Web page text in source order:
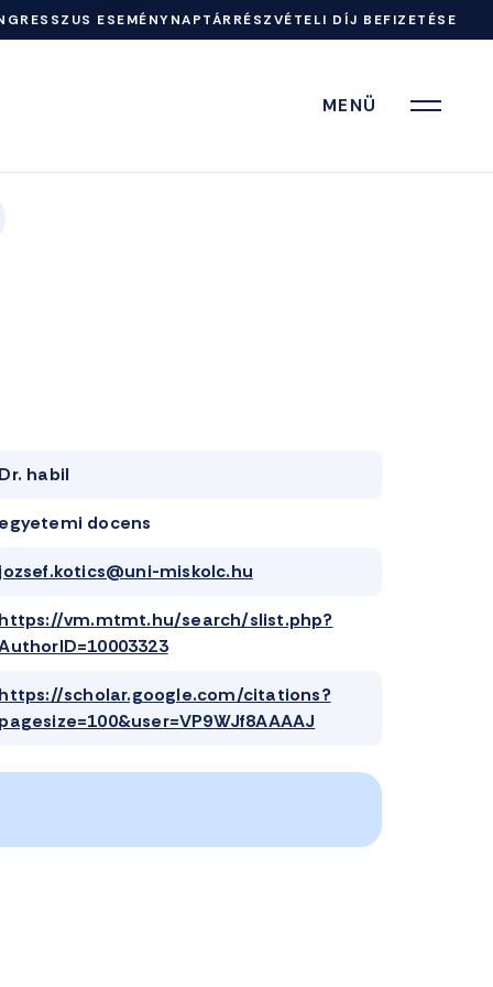
ESEMÉNYNAPTÁRRÉSZVÉTELI DÍJ BEFIZETÉSE
MENÜ
Dr. habil
egyetemi docens
jozsef.kotics@uni-miskolc.hu
https://vm.mtmt.hu/search/slist.php?
https://scholar.google.com/citations?
pagesize=100&user=VP9WJf8AAAAJ